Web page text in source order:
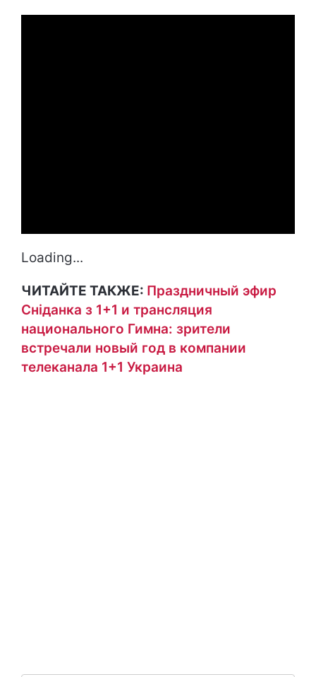
Loading...
ЧИТАЙТЕ ТАКЖЕ: Праздничный эфир
Сніданка з 1+1 и трансляция
национального Гимна: зрители
встречали новый год в компании
телеканала 1+1 Украина